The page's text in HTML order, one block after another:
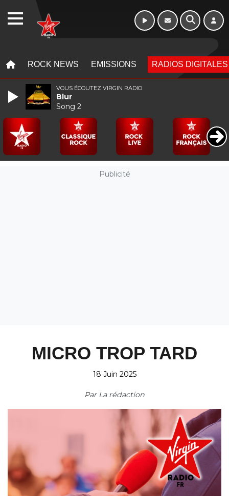
ROCK NEWS EMISSIONS RADIOS DIGITALES
Publicité
MICRO TROP TARD
18 Juin 2025
Par La rédaction
VOUS ÉCOUTEZ VIRGIN RADIO
Blur
Song 2
WEBRADIO